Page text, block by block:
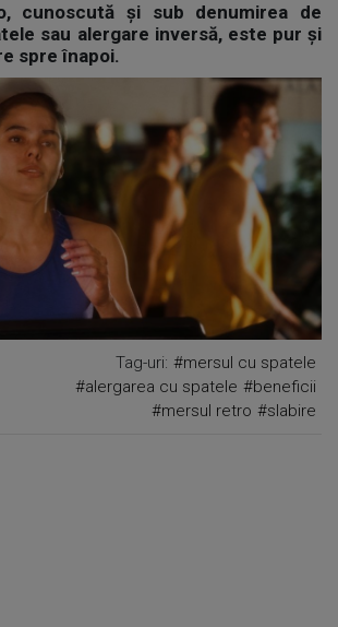
cunoscută și sub denumirea de
sau alergare inversă, este pur și
spre înapoi.
Tag-uri: #mersul cu spatele
#alergarea cu spatele #beneficii
#mersul retro #slabire